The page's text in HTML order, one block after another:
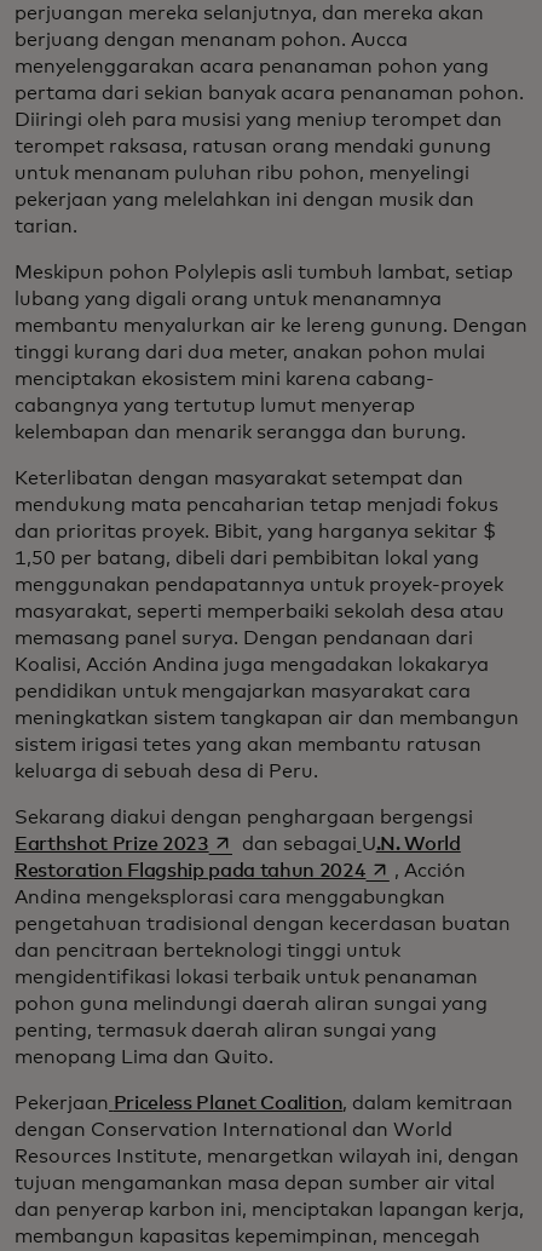
perjuangan mereka selanjutnya, dan mereka akan
berjuang dengan menanam pohon. Aucca
menyelenggarakan acara penanaman pohon yang
pertama dari sekian banyak acara penanaman pohon.
Diiringi oleh para musisi yang meniup terompet dan
terompet raksasa, ratusan orang mendaki gunung
untuk menanam puluhan ribu pohon, menyelingi
pekerjaan yang melelahkan ini dengan musik dan
tarian.
Meskipun pohon Polylepis asli tumbuh lambat, setiap
lubang yang digali orang untuk menanamnya
membantu menyalurkan air ke lereng gunung. Dengan
tinggi kurang dari dua meter, anakan pohon mulai
menciptakan ekosistem mini karena cabang-
cabangnya yang tertutup lumut menyerap
kelembapan dan menarik serangga dan burung.
Keterlibatan dengan masyarakat setempat dan
mendukung mata pencaharian tetap menjadi fokus
dan prioritas proyek. Bibit, yang harganya sekitar $
1,50 per batang, dibeli dari pembibitan lokal yang
menggunakan pendapatannya untuk proyek-proyek
masyarakat, seperti memperbaiki sekolah desa atau
memasang panel surya. Dengan pendanaan dari
Koalisi, Acción Andina juga mengadakan lokakarya
pendidikan untuk mengajarkan masyarakat cara
meningkatkan sistem tangkapan air dan membangun
sistem irigasi tetes yang akan membantu ratusan
keluarga di sebuah desa di Peru.
Sekarang diakui dengan penghargaan bergengsi
Earthshot Prize 2023opens in a new tab
dan sebagai U.N. World
Restoration Flagship pada tahun 2024opens in a new tab
, Acción
Andina mengeksplorasi cara menggabungkan
pengetahuan tradisional dengan kecerdasan buatan
dan pencitraan berteknologi tinggi untuk
mengidentifikasi lokasi terbaik untuk penanaman
pohon guna melindungi daerah aliran sungai yang
penting, termasuk daerah aliran sungai yang
menopang Lima dan Quito.
Pekerjaan Priceless Planet Coalition, dalam kemitraan
dengan Conservation International dan World
Resources Institute, menargetkan wilayah ini, dengan
tujuan mengamankan masa depan sumber air vital
dan penyerap karbon ini, menciptakan lapangan kerja,
membangun kapasitas kepemimpinan, mencegah